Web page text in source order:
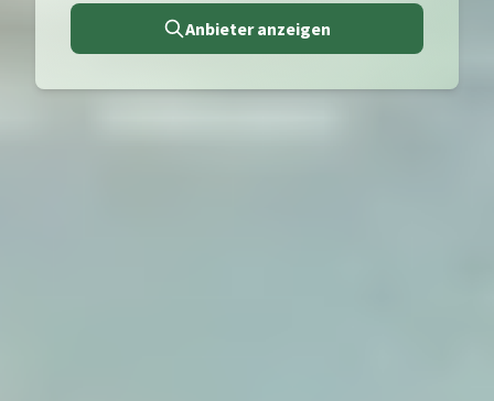
Anbieter anzeigen